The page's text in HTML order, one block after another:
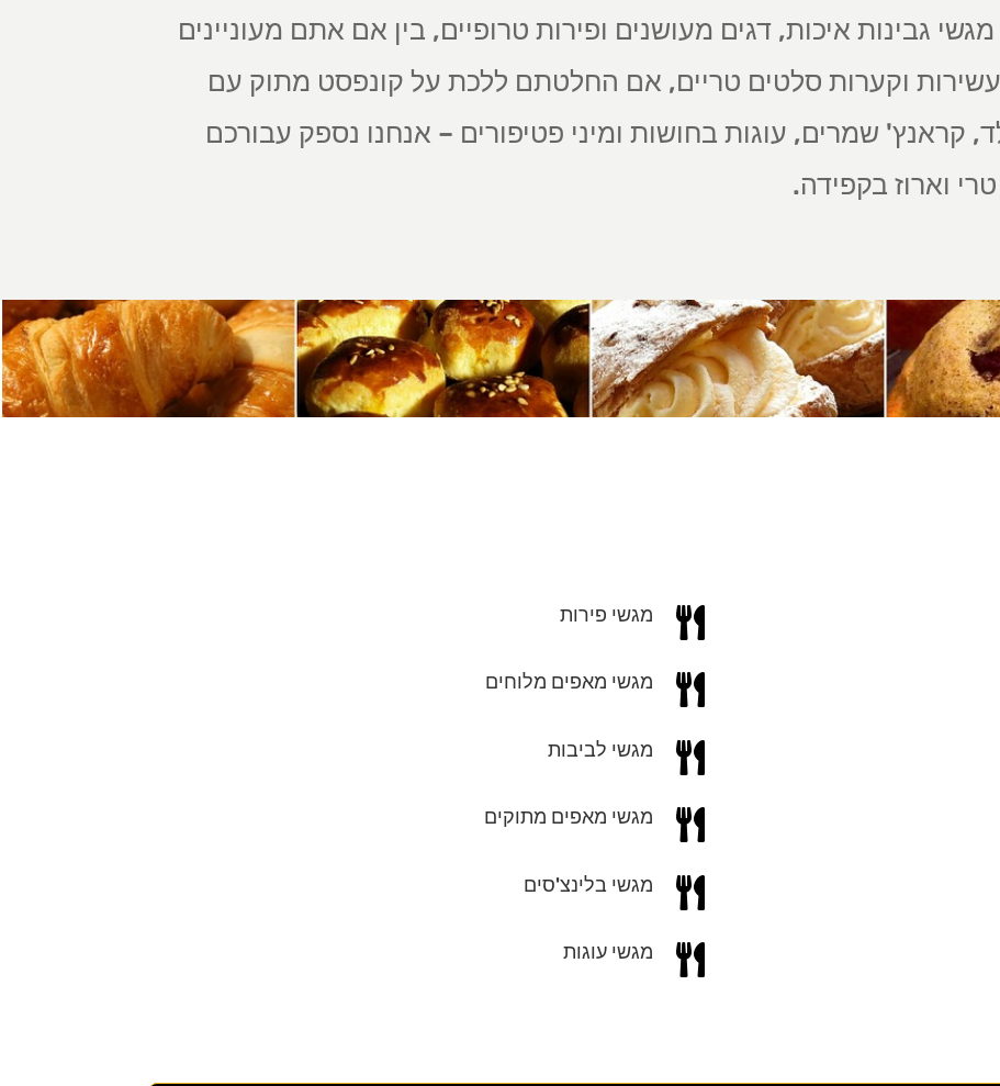
גבינות איכות, דגים מעושנים ופירות טרופיים, בין אם אתם מעוניינים
עשירות וקערות סלטים טריים, אם החלטתם ללכת על קונפסט מתוק עם
קראנץ' שמרים, עוגות בחושות ומיני פטיפורים – אנחנו נספק עבורכם
וארוז בקפידה.
 מגשי פירות
 מגשי מאפים מלוחים
 מגשי לביבות
 מגשי מאפים מתוקים
 מגשי בלינצ'סים
 מגשי עוגות